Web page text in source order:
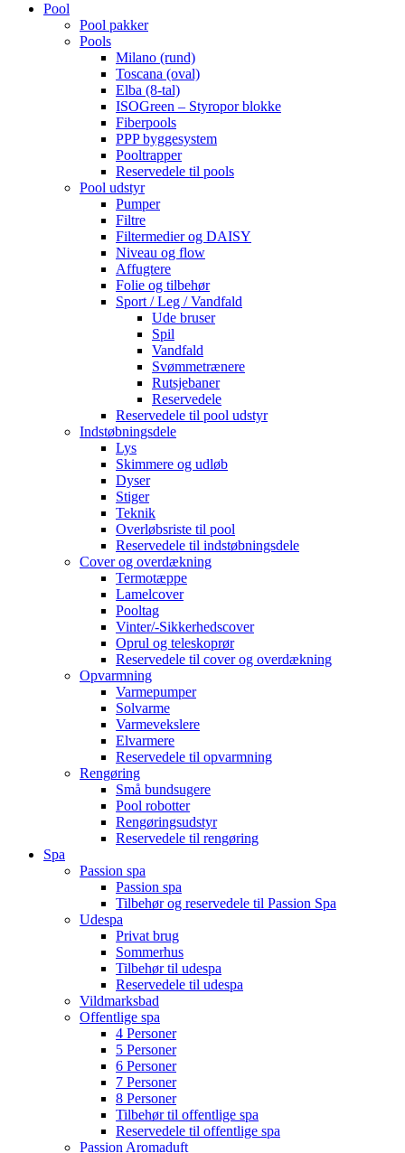
Pool
Pool pakker
Pools
Milano (rund)
Toscana (oval)
Elba (8-tal)
ISOGreen – Styropor blokke
Fiberpools
PPP byggesystem
Pooltrapper
Reservedele til pools
Pool udstyr
Pumper
Filtre
Filtermedier og DAISY
Niveau og flow
Affugtere
Folie og tilbehør
Sport / Leg / Vandfald
Ude bruser
Spil
Vandfald
Svømmetrænere
Rutsjebaner
Reservedele
Reservedele til pool udstyr
Indstøbningsdele
Lys
Skimmere og udløb
Dyser
Stiger
Teknik
Overløbsriste til pool
Reservedele til indstøbningsdele
Cover og overdækning
Termotæppe
Lamelcover
Pooltag
Vinter/-Sikkerhedscover
Oprul og teleskoprør
Reservedele til cover og overdækning
Opvarmning
Varmepumper
Solvarme
Varmevekslere
Elvarmere
Reservedele til opvarmning
Rengøring
Små bundsugere
Pool robotter
Rengøringsudstyr
Reservedele til rengøring
Spa
Passion spa
Passion spa
Tilbehør og reservedele til Passion Spa
Udespa
Privat brug
Sommerhus
Tilbehør til udespa
Reservedele til udespa
Vildmarksbad
Offentlige spa
4 Personer
5 Personer
6 Personer
7 Personer
8 Personer
Tilbehør til offentlige spa
Reservedele til offentlige spa
Passion Aromaduft